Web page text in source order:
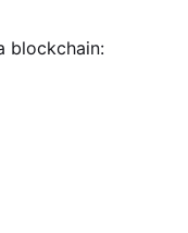
blockchain: